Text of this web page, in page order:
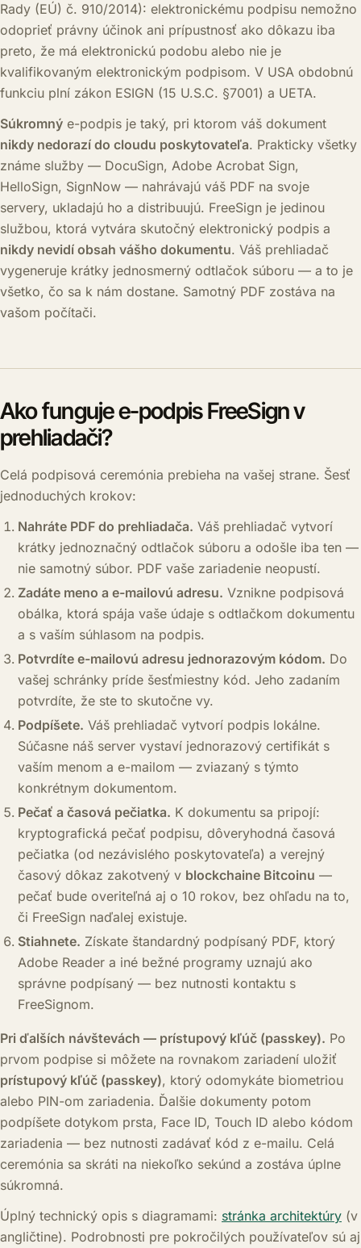
Rady (EÚ) č. 910/2014): elektronickému podpisu nemožno
odoprieť právny účinok ani prípustnosť ako dôkazu iba
preto, že má elektronickú podobu alebo nie je
kvalifikovaným elektronickým podpisom. V USA obdobnú
funkciu plní zákon ESIGN (15 U.S.C. §7001) a UETA.
Súkromný e-podpis je taký, pri ktorom váš dokument
nikdy nedorazí do cloudu poskytovateľa. Prakticky všetky
známe služby — DocuSign, Adobe Acrobat Sign,
HelloSign, SignNow — nahrávajú váš PDF na svoje
servery, ukladajú ho a distribuujú. FreeSign je jedinou
službou, ktorá vytvára skutočný elektronický podpis a
nikdy nevidí obsah vášho dokumentu. Váš prehliadač
vygeneruje krátky jednosmerný odtlačok súboru — a to je
všetko, čo sa k nám dostane. Samotný PDF zostáva na
vašom počítači.
Ako funguje e-podpis FreeSign v
prehliadači?
Celá podpisová ceremónia prebieha na vašej strane. Šesť
jednoduchých krokov:
Nahráte PDF do prehliadača. Váš prehliadač vytvorí
krátky jednoznačný odtlačok súboru a odošle iba ten —
nie samotný súbor. PDF vaše zariadenie neopustí.
Zadáte meno a e-mailovú adresu. Vznikne podpisová
obálka, ktorá spája vaše údaje s odtlačkom dokumentu
a s vaším súhlasom na podpis.
Potvrdíte e-mailovú adresu jednorazovým kódom. Do
vašej schránky príde šesťmiestny kód. Jeho zadaním
potvrdíte, že ste to skutočne vy.
Podpíšete. Váš prehliadač vytvorí podpis lokálne.
Súčasne náš server vystaví jednorazový certifikát s
vaším menom a e-mailom — zviazaný s týmto
konkrétnym dokumentom.
Pečať a časová pečiatka. K dokumentu sa pripojí:
kryptografická pečať podpisu, dôveryhodná časová
pečiatka (od nezávislého poskytovateľa) a verejný
časový dôkaz zakotvený v blockchaine Bitcoinu —
pečať bude overiteľná aj o 10 rokov, bez ohľadu na to,
či FreeSign naďalej existuje.
Stiahnete. Získate štandardný podpísaný PDF, ktorý
Adobe Reader a iné bežné programy uznajú ako
správne podpísaný — bez nutnosti kontaktu s
FreeSignom.
Pri ďalších návštevách — prístupový kľúč (passkey). Po
prvom podpise si môžete na rovnakom zariadení uložiť
prístupový kľúč (passkey), ktorý odomykáte biometriou
alebo PIN-om zariadenia. Ďalšie dokumenty potom
podpíšete dotykom prsta, Face ID, Touch ID alebo kódom
zariadenia — bez nutnosti zadávať kód z e-mailu. Celá
ceremónia sa skráti na niekoľko sekúnd a zostáva úplne
súkromná.
Úplný technický opis s diagramami: stránka architektúry (v
angličtine). Podrobnosti pre pokročilých používateľov sú aj